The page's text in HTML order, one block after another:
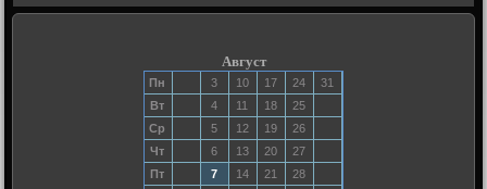
Август
Пн 3 10 17 24
31
Вт
4 11 18
25
Ср
5 12 19
26
Чт
6 13 20
27
Пт
7 14 21
28